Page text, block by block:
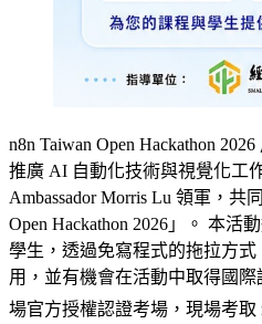
n8n Taiwan Open Hackathon
推廣 AI 自動化技術與視覺化工
Ambassador Morris Lu 領軍，共
Open Hackathon 2026」。 本活
學生，透過免寫程式的拖拉方
用，並有機會在活動中取得國
場官方授權認證考場，現場考取